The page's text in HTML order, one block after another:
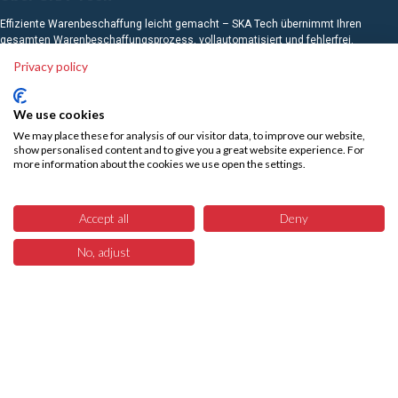
Produkte Menü Suchen
Effiziente Warenbeschaffung leicht gemacht – SKA Tech übernimmt Ihren
gesamten Warenbeschaffungsprozess, vollautomatisiert und fehlerfrei.
konzentrieren Sie sich auf das, was wirklich zählt – Ihr Business. Wir liefern
mit unserem Marketplace die Technologie dazu.
Rechtliches
AGB
Compliance Richtlinien
Privacy policy
We use cookies
We may place these for analysis of our visitor data, to improve our website,
show personalised content and to give you a great website experience. For
more information about the cookies we use open the settings.
Accept all Deny
No, adjust